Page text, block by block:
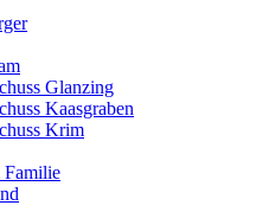
Glanzing
Kaasgraben
Krim
Familie